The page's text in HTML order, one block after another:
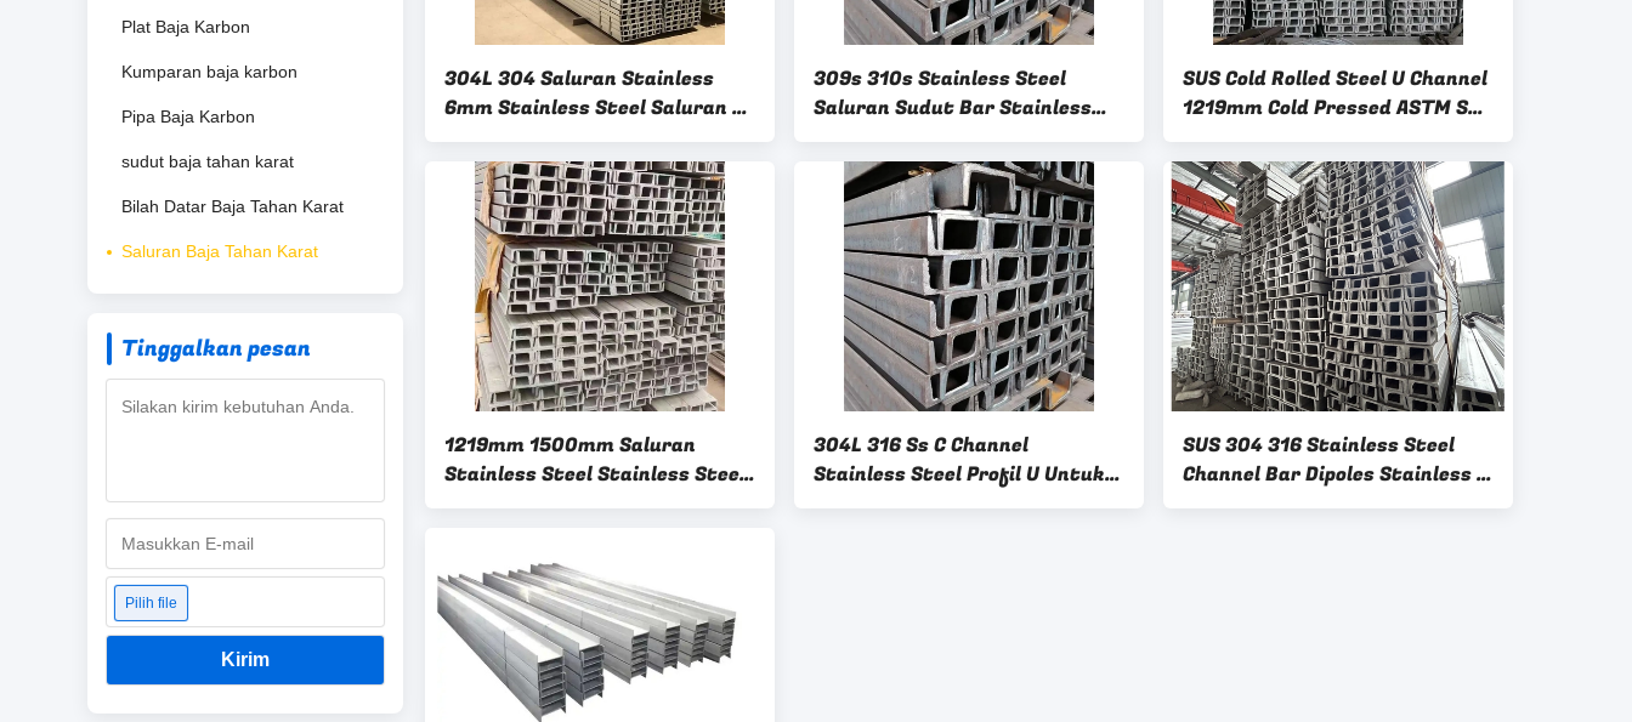
Plat Baja Karbon
Kumparan baja karbon
Pipa Baja Karbon
sudut baja tahan karat
Bilah Datar Baja Tahan Karat
Saluran Baja Tahan Karat
Tinggalkan pesan
Pilih file
Kirim
304L 304 Saluran Stainless
6mm Stainless Steel Saluran U
410 420 NO.4 4K
309s 310s Stainless Steel
Saluran Sudut Bar Stainless
Steel 304 20mm
SUS Cold Rolled Steel U Channel
1219mm Cold Pressed ASTM Ss
304 C Channel
1219mm 1500mm Saluran
Stainless Steel Stainless Steel
U Bar Aisi Astm
304L 316 Ss C Channel
Stainless Steel Profil U Untuk
Struktur Bangunan 10M 15M
SUS 304 316 Stainless Steel
Channel Bar Dipoles Stainless C
Channel 30 Sampai 150mm 3M